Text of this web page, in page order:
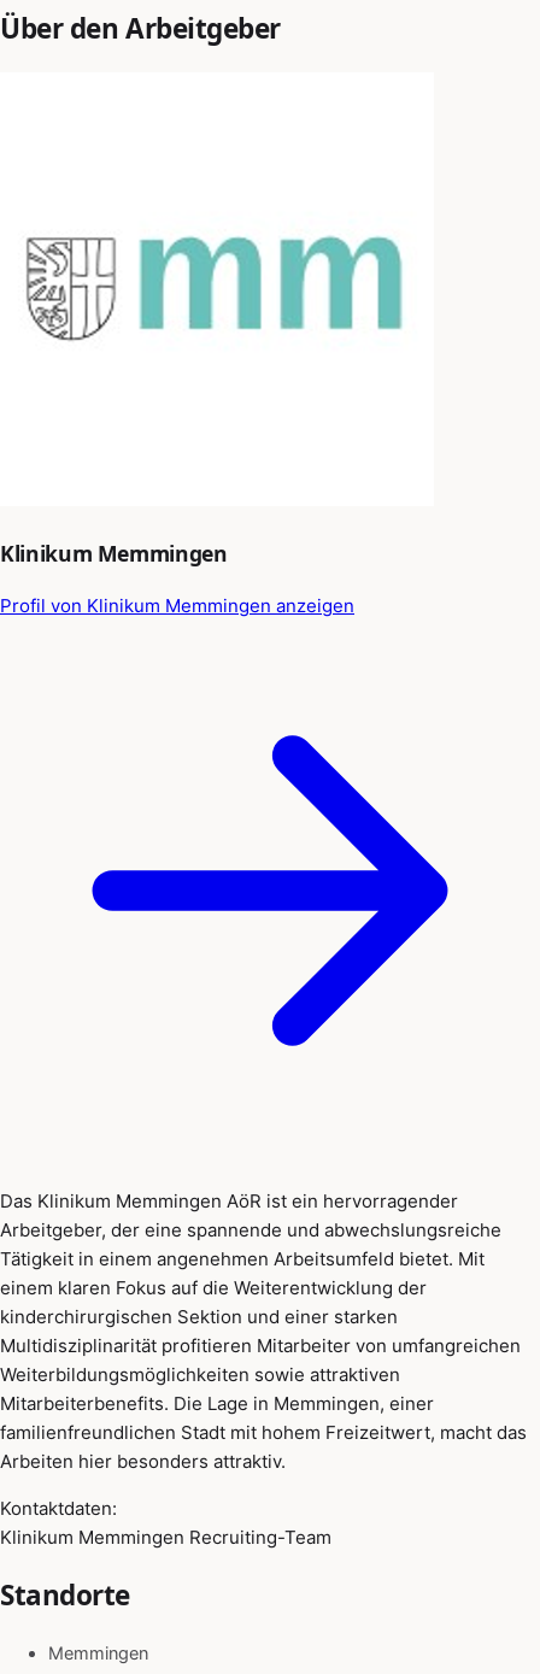
Über den Arbeitgeber
Klinikum Memmingen
Profil von Klinikum Memmingen anzeigen
Das Klinikum Memmingen AöR ist ein hervorragender
Arbeitgeber, der eine spannende und abwechslungsreiche
Tätigkeit in einem angenehmen Arbeitsumfeld bietet. Mit
einem klaren Fokus auf die Weiterentwicklung der
kinderchirurgischen Sektion und einer starken
Multidisziplinarität profitieren Mitarbeiter von umfangreichen
Weiterbildungsmöglichkeiten sowie attraktiven
Mitarbeiterbenefits. Die Lage in Memmingen, einer
familienfreundlichen Stadt mit hohem Freizeitwert, macht das
Arbeiten hier besonders attraktiv.
Kontaktdaten:
Klinikum Memmingen Recruiting-Team
Standorte
Memmingen